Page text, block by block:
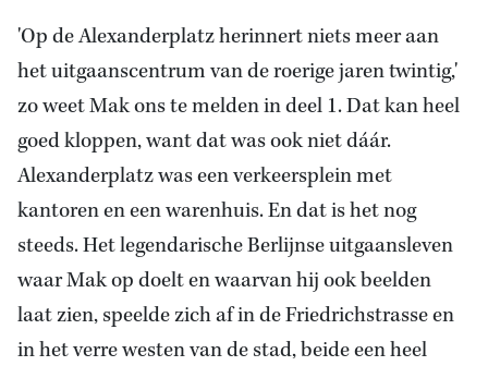
'Op de Alexanderplatz herinnert niets meer aan
het uitgaanscentrum van de roerige jaren twintig,'
zo weet Mak ons te melden in deel 1. Dat kan heel
goed kloppen, want dat was ook niet dáár.
Alexanderplatz was een verkeersplein met
kantoren en een warenhuis. En dat is het nog
steeds. Het legendarische Berlijnse uitgaansleven
waar Mak op doelt en waarvan hij ook beelden
laat zien, speelde zich af in de Friedrichstrasse en
in het verre westen van de stad, beide een heel